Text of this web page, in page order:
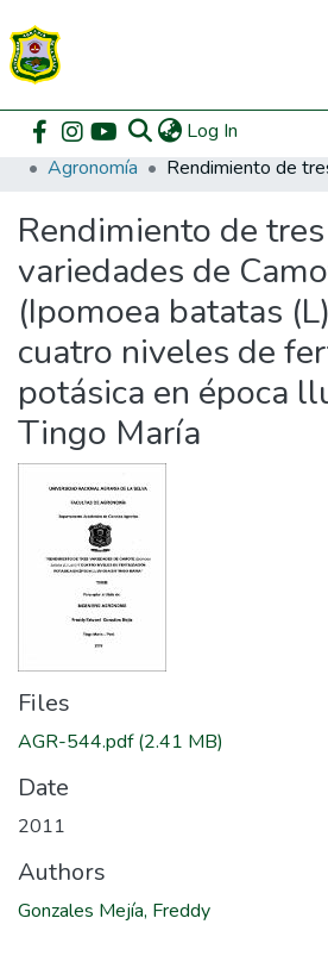
Log In
Communities & Collections
All of DSpace
DSpace Statistics
Home Pregrado
Facultad de
Agronomía
Rendimiento de tres
variedades de
(Ipomoea batatas
cuatro niveles de
potásica en época
Tingo María
Files
AGR-544.pdf(2.41 MB)
Date
2011
Authors
Gonzales Mejía, Freddy